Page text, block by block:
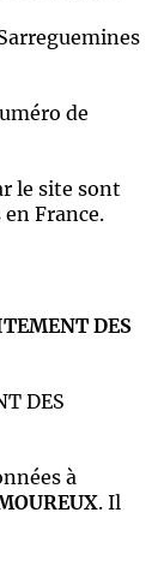
de
le site sont
France.
DES
DES
à
. Il